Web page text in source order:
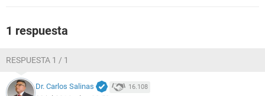
1 respuesta
RESPUESTA 1 / 1
Dr. Carlos Salinas 16.108